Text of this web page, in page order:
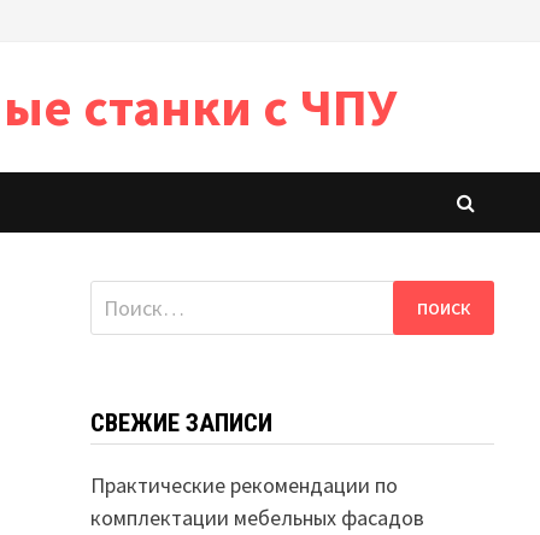
станки с ЧПУ
Найти:
СВЕЖИЕ ЗАПИСИ
Практические рекомендации по
комплектации мебельных фасадов